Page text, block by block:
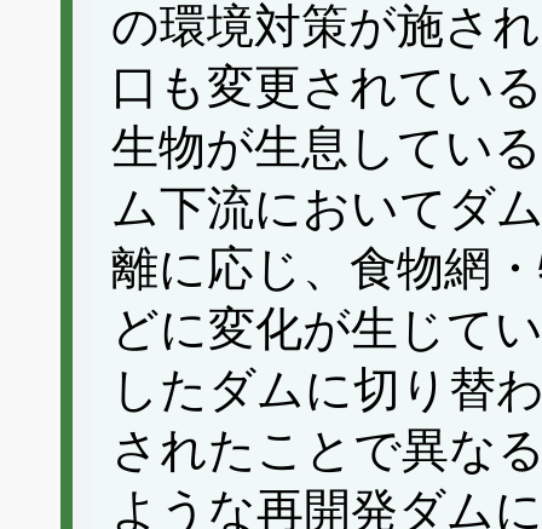
の環境対策が施さ
口も変更されてい
生物が生息してい
ム下流においてダ
離に応じ、食物網
どに変化が生じて
したダムに切り替
されたことで異な
ような再開発ダム